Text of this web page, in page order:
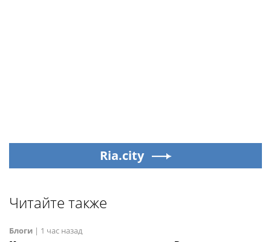
Ria.city
Читайте также
Блоги | 1 час назад